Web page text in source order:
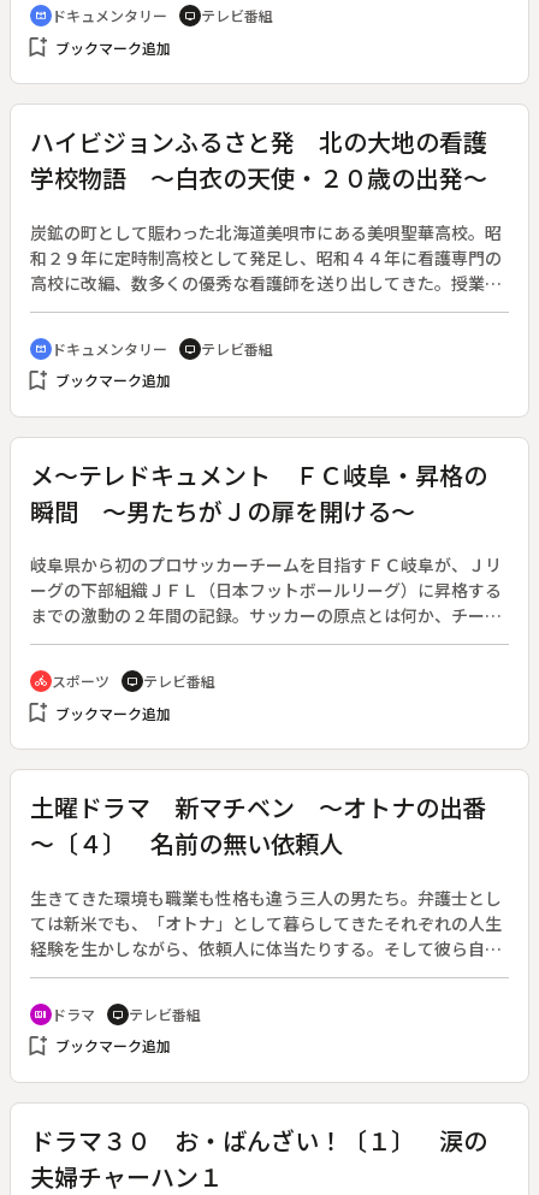
険しい形容を見える溶岩洞くつもひとたび内部に入ると、神秘
的な世界が広がっていた。長い時間かけて作られた氷柱や氷
深く影響していると感じた武井さんは、生涯で２５００種もの
植物の新変種を発見・命名した牧野博士にとって、「桜」とは
で博士自身最大となる植物調査を行っていたことが分かった。
その目的は「大陸の桜」。牧野博士直筆の日記に残された調査
記録を手掛かりに、自分自身の植物人生を見つめ直すため、武
井さんは、牧野博士が見た「大陸の桜」を探して中国に向か
cinematic_blur ドキュメンタリー tv テレビ番組
bookmark_add ブックマーク追加
ハイビジョンふるさと発 北の大地の看護
学校物語 ～白衣の天使・２０歳の出発～
炭鉱の町として賑わった北海道美唄市にある美唄聖華高校。昭
和２９年に定時制高校として発足し、昭和４４年に看護専門の
高校に改編、数多くの優秀な看護師を送り出してきた。授業は
５年の一貫教育で、５０以上の専門科目を履修しなければなら
ない。１５歳～２０歳の４００人の生徒が在籍し、半数の生徒
が親元を離れて通学している。番組は最上級生の５人の生徒に
密着、授業の様子、病院実習、国家試験、修了式、そして社会
ながら看護師として旅立つ女子学生たちの成長を見つめる。
cinematic_blur ドキュメンタリー tv テレビ番組
bookmark_add ブックマーク追加
メ～テレドキュメント ＦＣ岐阜・昇格の
瞬間 ～男たちがＪの扉を開ける～
岐阜県から初のプロサッカーチームを目指すＦＣ岐阜が、Ｊリ
ーグの下部組織ＪＦＬ（日本フットボールリーグ）に昇格する
までの激動の２年間の記録。サッカーの原点とは何か、チーム
ワークとは何か。その答えを追う。◆岐阜出身の元グランパ
ス・森山泰行の熱い思いをうけて、チームは戦う集団へと変貌
していった。カリスマ指揮官・戸塚哲也氏を招聘し、快進撃を
続ける。Ｊリーグ入りは最短で２００８年、東海二部・一部と
通りＪＦＬとの入れ替え戦の末、みごと昇格を果たした。
directions_bike スポーツ tv テレビ番組
bookmark_add ブックマーク追加
土曜ドラマ 新マチベン ～オトナの出番
～〔４〕 名前の無い依頼人
生きてきた環境も職業も性格も違う三人の男たち。弁護士とし
ては新米でも、「オトナ」として暮らしてきたそれぞれの人生
経験を生かしながら、依頼人に体当たりする。そして彼ら自身
もまた、依頼人との出会いを通して新たな経験を重ね、さらに
「オトナ」へと成長していく。三人の熱き壮年弁護士たちによ
るリーガル・ヒューマン・ドラマ。（２００７年６月３０日～
８月４日、全６回）◆第４回「名前の無い依頼人」。国選弁護
也）、堺田春樹（石坂浩二）、岡村重勝（地井武男）の三人。
最後に回ってきた起訴状に、岡村の目が釘付けになる。起訴状
に添付された写真が、かつての岡村が勤めていた会社の上司だ
ったのだ。その被告人（板尾創路）は器物損壊の容疑で逮捕さ
recent_actors ドラマ tv テレビ番組
bookmark_add ブックマーク追加
ドラマ３０ お・ばんざい！〔１〕 涙の
夫婦チャーハン１